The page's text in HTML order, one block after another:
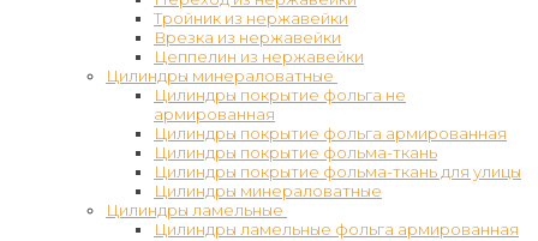
Тройник из нержавейки
Врезка из нержавейки
Цеппелин из нержавейки
Цилиндры минераловатные
Цилиндры покрытие фольга не
армированная
Цилиндры покрытие фольга армированная
Цилиндры покрытие фольма-ткань
Цилиндры покрытие фольма-ткань для улицы
Цилиндры минераловатные
Цилиндры ламельные
Цилиндры ламельные фольга армированная